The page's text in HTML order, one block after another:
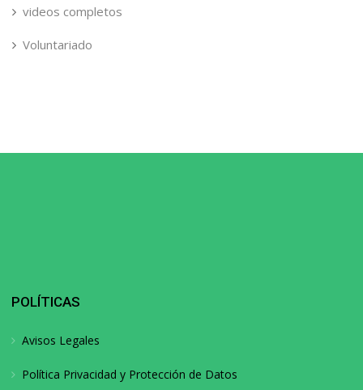
videos completos
Voluntariado
POLÍTICAS
Avisos Legales
Política Privacidad y Protección de Datos